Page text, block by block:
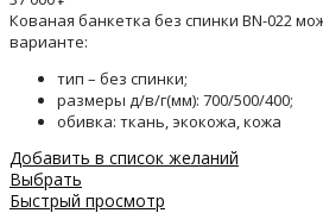
Кованая банкетка без спинки BN-022
варианте:
тип – без спинки;
размеры д/в/г(мм): 700/500/400;
обивка: ткань, экокожа, кожа
Добавить в список желаний
Выбрать
Быстрый просмотр